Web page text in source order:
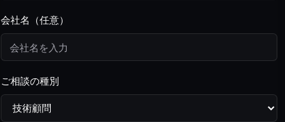
会社名（任意）
ご相談の種別